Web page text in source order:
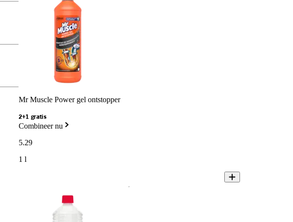
Mr Muscle Power gel ontstopper
2+1 gratis
Combineer nu
5.29
1 l